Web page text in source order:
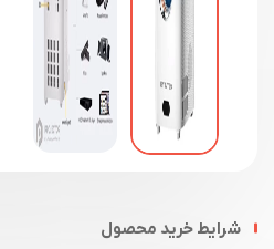
شرایط خرید محصول